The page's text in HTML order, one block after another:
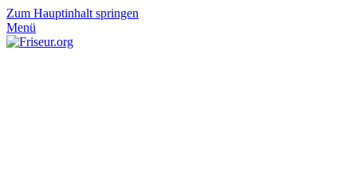
Zum Hauptinhalt springen
Menü